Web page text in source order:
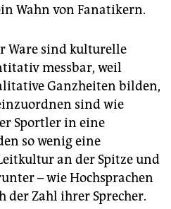
Wahn von Fanatikern.
Ware sind kulturelle
messbar, weil
Ganzheiten bilden,
sind wie
Sportler in eine
so wenig eine
an der Spitze und
– wie Hochsprachen
der Zahl ihrer Sprecher.